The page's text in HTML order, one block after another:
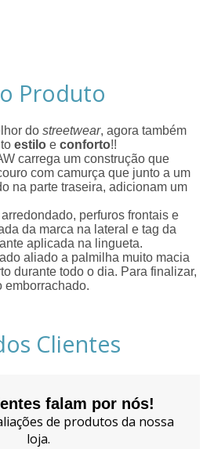
Produto
do streetwear, agora também
estilo e conforto!!
carrega um construção que
com camurça que junto a um
na parte traseira, adicionam um
perfuros frontais e
da marca na lateral e tag da
aplicada na lingueta.
aliado a palmilha muito macia
durante todo o dia. Para finalizar,
emborrachado.
Clientes
falam por nós!
de produtos da nossa
loja.